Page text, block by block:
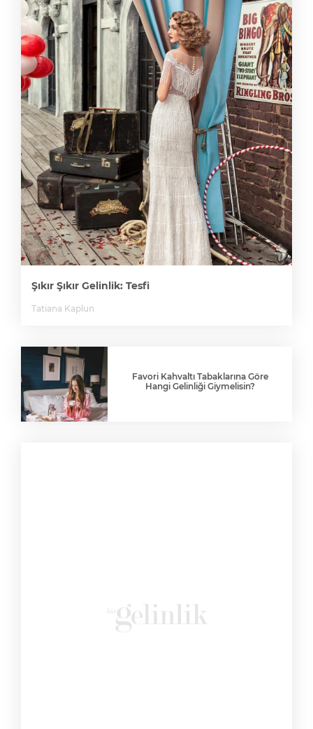
Şıkır Şıkır Gelinlik: Tesfi
Tatiana Kaplun
Favori Kahvaltı Tabaklarına Göre
Hangi Gelinliği Giymelisin?